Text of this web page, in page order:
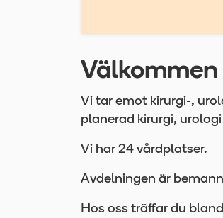
Vi tar emot kirurgi-,
planerad kirurgi,
Vi har 24 vårdplatser.
Avdelningen är
Hos oss träffar du